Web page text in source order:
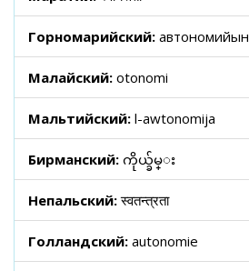
Горномарийский: автономийын
Малайский: otonomi
Мальтийский: l-awtonomija
Бирманский: ကိုယ္ခ်မ္း
Непальский:स्वतन्त्रता
Голландский: autonomie